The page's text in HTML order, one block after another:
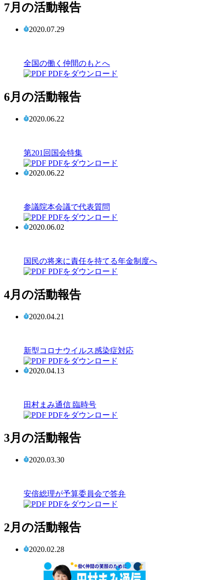
7月の活動報告
2020.07.29
全国の働く仲間のもとへ
PDFをダウンロード
6月の活動報告
2020.06.22
第201回国会特集
PDFをダウンロード
2020.06.22
参議院本会議で代表質問
PDFをダウンロード
2020.06.02
国民の将来に責任を持てる年金制度へ
PDFをダウンロード
4月の活動報告
2020.04.21
新型コロナウイルス感染症対応
PDFをダウンロード
2020.04.13
田村まみ通信 臨時号
PDFをダウンロード
3月の活動報告
2020.03.30
安倍総理が予算委員会で答弁
PDFをダウンロード
2月の活動報告
2020.02.28